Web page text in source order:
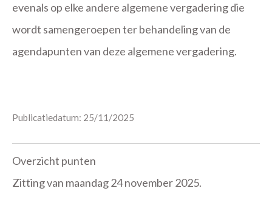
evenals op elke andere algemene vergadering die
wordt samengeroepen ter behandeling van de
agendapunten van deze algemene vergadering.
Publicatiedatum: 25/11/2025
Overzicht punten
Zitting van maandag 24 november 2025.